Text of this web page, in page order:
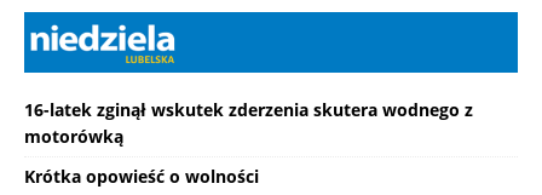
16-latek zginął wskutek zderzenia skutera wodnego z
motorówką
Krótka opowieść o wolności